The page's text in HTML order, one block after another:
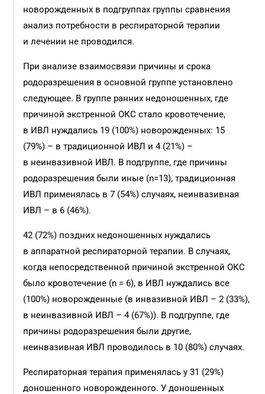
новорожденных в подгруппах группы сравнения
анализ потребности в респираторной терапии
и лечении не проводился.
При анализе взаимосвязи причины и срока
родоразрешения в основной группе установлено
следующее. В группе ранних недоношенных, где
причиной экстренной ОКС стало кровотечение,
в ИВЛ нуждались 19 (100%) новорожденных: 15
(79%) – в традиционной ИВЛ и 4 (21%) –
в неинвазивной ИВЛ. В подгруппе, где причины
родоразрешения были иные (n=13), традиционная
ИВЛ применялась в 7 (54%) случаях, неинвазивная
ИВЛ – в 6 (46%).
42 (72%) поздних недоношенных нуждались
в аппаратной респираторной терапии. В случаях,
когда непосредственной причиной экстренной ОКС
было кровотечение (n = 6), в ИВЛ нуждались все
(100%) новорожденные (в инвазивной ИВЛ – 2 (33%),
в неинвазивной ИВЛ – 4 (67%)). В подгруппе, где
причины родоразрешения были другие,
неинвазивная ИВЛ проводилось в 10 (80%) случаях.
Респираторная терапия применялась у 31 (29%)
доношенного новорожденного. У доношенных